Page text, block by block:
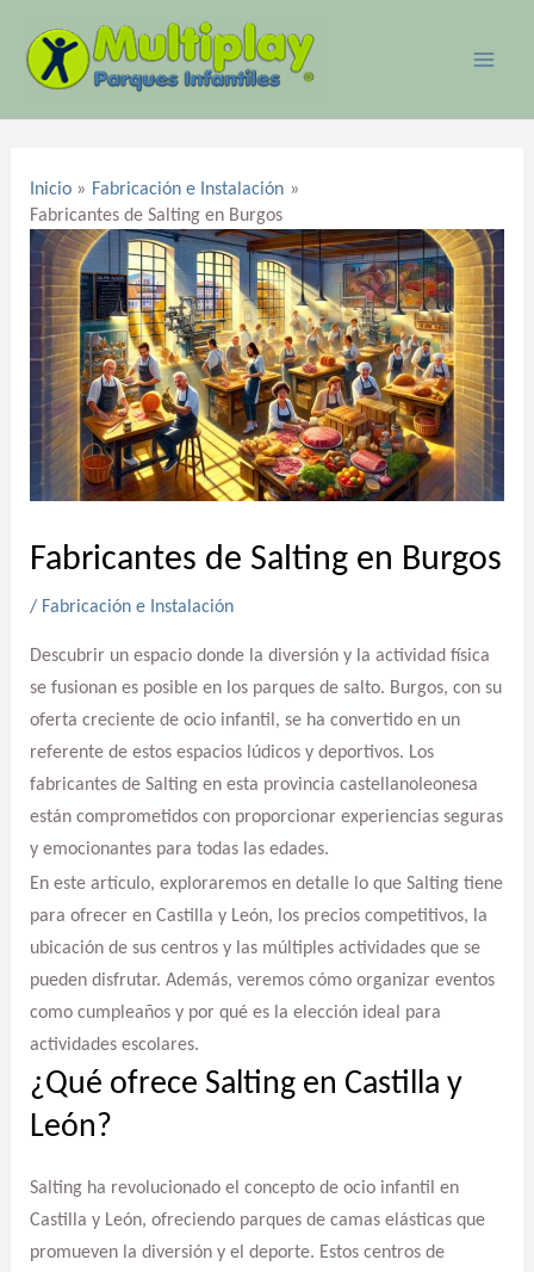
contenido
Inicio
Fabricación e Instalación
Fabricantes de Salting en Burgos
Fabricantes de Salting en Burgos
/ Fabricación e Instalación
Descubrir un espacio donde la diversión y la actividad física
se fusionan es posible en los parques de salto. Burgos, con su
oferta creciente de ocio infantil, se ha convertido en un
referente de estos espacios lúdicos y deportivos. Los
fabricantes de Salting en esta provincia castellanoleonesa
están comprometidos con proporcionar experiencias seguras
y emocionantes para todas las edades.
En este artículo, exploraremos en detalle lo que Salting tiene
para ofrecer en Castilla y León, los precios competitivos, la
ubicación de sus centros y las múltiples actividades que se
pueden disfrutar. Además, veremos cómo organizar eventos
como cumpleaños y por qué es la elección ideal para
actividades escolares.
¿Qué ofrece Salting en Castilla y
León?
Salting ha revolucionado el concepto de ocio infantil en
Castilla y León, ofreciendo parques de camas elásticas que
promueven la diversión y el deporte. Estos centros de
entradas